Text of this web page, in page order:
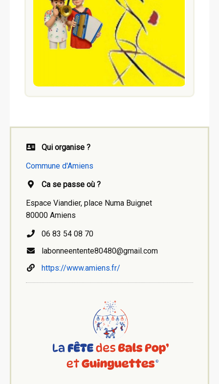
Qui organise ?
Commune d'Amiens
Ca se passe où ?
Espace Viandier, place Numa Buignet
80000 Amiens
06 83 54 08 70
labonneentente80480@gmail.com
https://www.amiens.fr/